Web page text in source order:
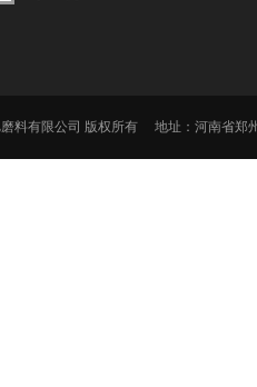
磨料有限公司 版权所有 地址：河南省